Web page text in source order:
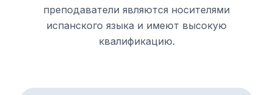
преподаватели являются носителями
испанского языка и имеют высокую
квалификацию.